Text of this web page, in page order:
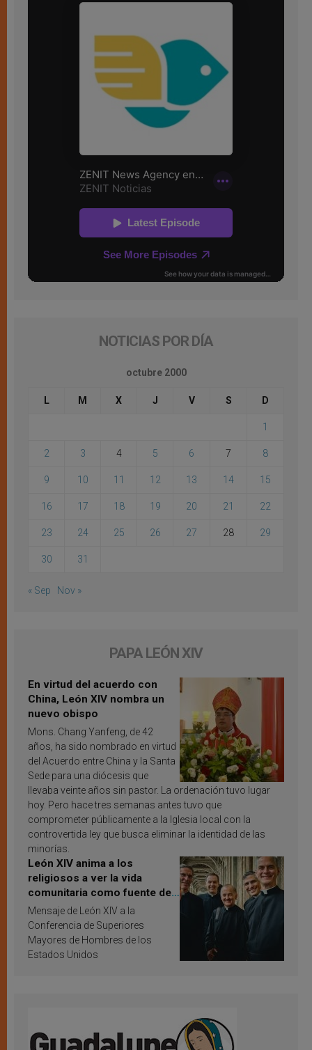
NOTICIAS POR DÍA
octubre 2000
L M X J V S D
1
2 3 4 5 6 7 8
9 10 11 12 13 14 15
16 17 18 19 20 21 22
23 24 25 26 27 28 29
30 31
« Sep Nov »
PAPA LEÓN XIV
En virtud del acuerdo con
China, León XIV nombra un
nuevo obispo
Mons. Chang Yanfeng, de 42
años, ha sido nombrado en virtud
del Acuerdo entre China y la Santa
Sede para una diócesis que
llevaba veinte años sin pastor. La ordenación tuvo lugar
hoy. Pero hace tres semanas antes tuvo que
comprometer públicamente a la Iglesia local con la
controvertida ley que busca eliminar la identidad de las
minorías.
León XIV anima a los
religiosos a ver la vida
comunitaria como fuente de
inspiración y santificación
Mensaje de León XIV a la
Conferencia de Superiores
Mayores de Hombres de los
Estados Unidos